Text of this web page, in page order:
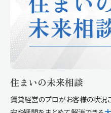
住まいの未来相談
賃貸経営のプロがお客様の状況